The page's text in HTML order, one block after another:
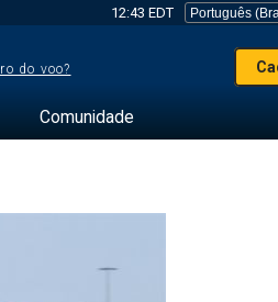
12:43 EDT
do voo?
Comunidade